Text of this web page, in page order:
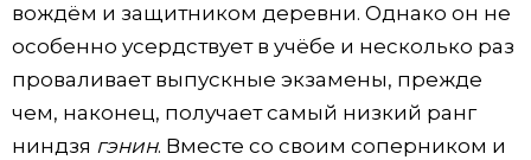
вождём и защитником деревни. Однако он не
особенно усердствует в учёбе и несколько раз
проваливает выпускные экзамены, прежде
чем, наконец, получает самый низкий ранг
ниндзя гэнин. Вместе со своим соперником и